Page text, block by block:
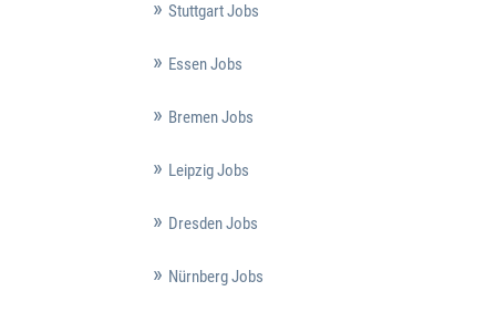
Stuttgart Jobs
Essen Jobs
Bremen Jobs
Leipzig Jobs
Dresden Jobs
Nürnberg Jobs